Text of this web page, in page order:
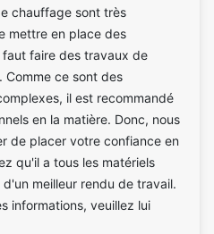
chauffage sont très
mettre en place des
faire des travaux de
Comme ce sont des
il est recommandé
en la matière. Donc, nous
de placer votre confiance en
qu'il a tous les matériels
meilleur rendu de travail.
informations, veuillez lui